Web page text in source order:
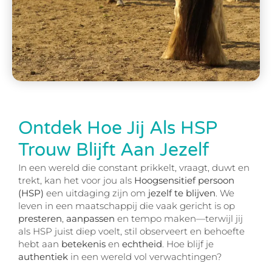
Ontdek Hoe Jij Als HSP
Trouw Blijft Aan Jezelf
In een wereld die constant prikkelt, vraagt, duwt en
trekt, kan het voor jou als Hoogsensitief persoon
(HSP) een uitdaging zijn om jezelf te blijven. We
leven in een maatschappij die vaak gericht is op
presteren, aanpassen en tempo maken—terwijl jij
als HSP juist diep voelt, stil observeert en behoefte
hebt aan betekenis en echtheid. Hoe blijf je
authentiek in een wereld vol verwachtingen?